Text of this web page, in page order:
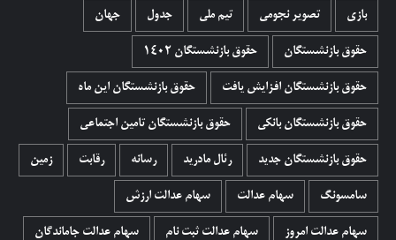
بازی تصویر نجومی تیم ملی جدول جهان
حقوق بازنشستگان حقوق بازنشستگان 1402
حقوق بازنشستگان افزایش یافت حقوق بازنشستگان این ماه
حقوق بازنشستگان بانکی حقوق بازنشستگان تامین اجتماعی
حقوق بازنشستگان جدید رئال مادرید رسانه رقابت زمین
سامسونگ سهام عدالت سهام عدالت ارزش
سهام عدالت امروز سهام عدالت ثبت نام سهام عدالت جاماندگان